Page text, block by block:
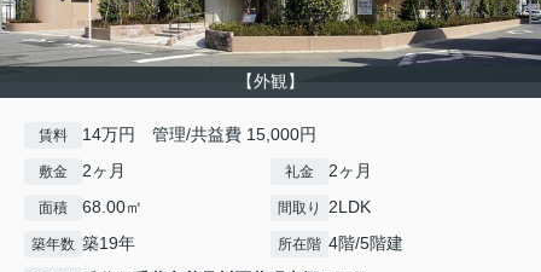
【外観】
賃料 14万円 管理/共益費 15,000円
敷金 2ヶ月 礼金 2ヶ月
面積 68.00㎡ 間取り 2LDK
築年数 築19年 所在階 4階/5階建